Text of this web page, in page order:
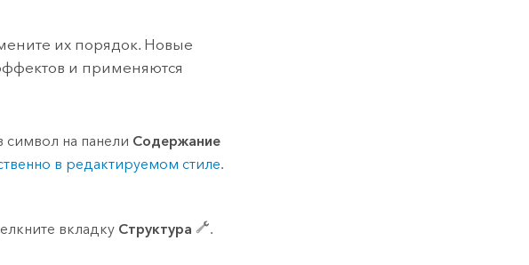
их порядок. Новые
и применяются
символ на панели Содержание
в редактируемом стиле.
вкладку Структура .